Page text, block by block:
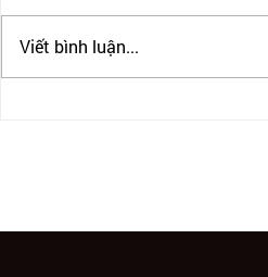
Viết bình luận...